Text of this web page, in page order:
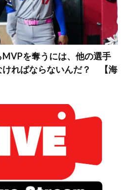
MVPを奪うには、他の選手
ければならないんだ？ 【海